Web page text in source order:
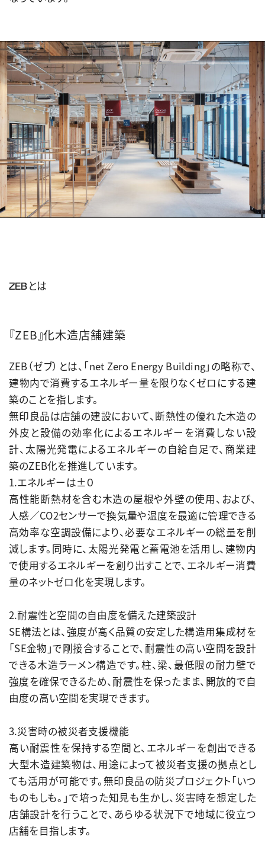
ZEBとは
『ZEB』化木造店舗建築
ZEB（ゼブ）とは、「net Zero Energy Building」の略称で、
建物内で消費するエネルギー量を限りなくゼロにする建
築のことを指します。
無印良品は店舗の建設において、断熱性の優れた木造の
外皮と設備の効率化によるエネルギーを消費しない設
計、太陽光発電によるエネルギーの自給自足で、商業建
築のZEB化を推進しています。
1.エネルギーは±０
高性能断熱材を含む木造の屋根や外壁の使用、および、
人感／CO2センサーで換気量や温度を最適に管理できる
高効率な空調設備により、必要なエネルギーの総量を削
減します。同時に、太陽光発電と蓄電池を活用し、建物内
で使用するエネルギーを創り出すことで、エネルギー消費
量のネットゼロ化を実現します。
2.耐震性と空間の自由度を備えた建築設計
SE構法とは、強度が高く品質の安定した構造用集成材を
「SE金物」で剛接合することで、耐震性の高い空間を設計
できる木造ラーメン構造です。柱、梁、最低限の耐力壁で
強度を確保できるため、耐震性を保ったまま、開放的で自
由度の高い空間を実現できます。
3.災害時の被災者支援機能
高い耐震性を保持する空間と、エネルギーを創出できる
大型木造建築物は、用途によって被災者支援の拠点とし
ても活用が可能です。無印良品の防災プロジェクト「いつ
ものもしも。」で培った知見も生かし、災害時を想定した
店舗設計を行うことで、あらゆる状況下で地域に役立つ
店舗を目指します。